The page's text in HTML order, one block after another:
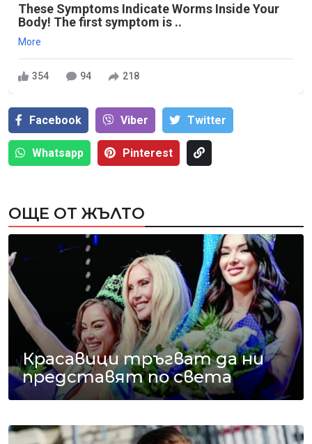
These Symptoms Indicate Worms Inside Your
Body! The first symptom is ..
More
354 94 218
Facebook Viber Тwitter
Whatsapp Pinterest
ОЩЕ ОТ ЖЪЛТО
Красавици тръгват да ни
представят по света